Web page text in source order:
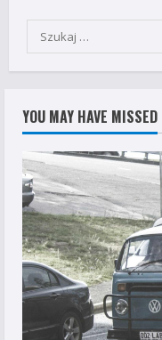
Szukaj:
YOU MAY HAVE MISSED